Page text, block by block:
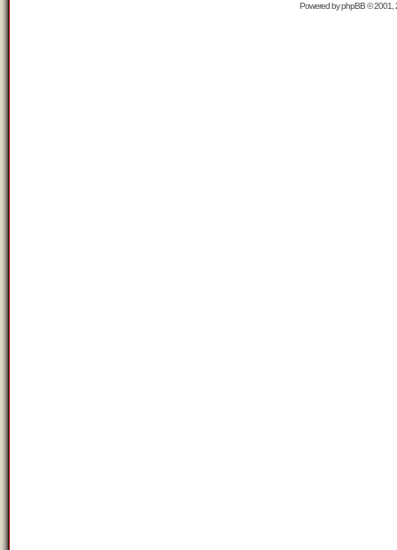
Powered byphpBB© 2001,